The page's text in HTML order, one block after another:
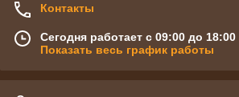
Контакты
Сегодня работает с 09:00 до 18:00
Показать весь график работы